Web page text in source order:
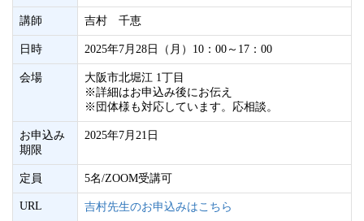
講師 吉村 千恵
日時 2025年7月28日（月）10：00～17：00
会場
大阪市北堀江 1丁目
※詳細はお申込み後にお伝え
※団体様も対応しています。応相談。
お申込み
期限
2025年7月21日
定員 5名/ZOOM受講可
URL 吉村先生のお申込みはこちら